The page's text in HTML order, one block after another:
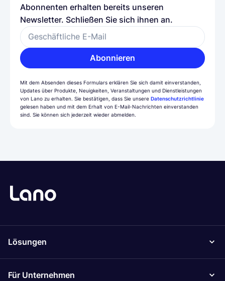
Abonnenten erhalten bereits unseren
Newsletter. Schließen Sie sich ihnen an.
Geschäftliche E-Mail
Abonnieren
Mit dem Absenden dieses Formulars erklären Sie sich damit einverstanden,
Updates über Produkte, Neuigkeiten, Veranstaltungen und Dienstleistungen
von Lano zu erhalten. Sie bestätigen, dass Sie unsere Datenschutzrichtlinie
gelesen haben und mit dem Erhalt von E-Mail-Nachrichten einverstanden
sind. Sie können sich jederzeit wieder abmelden.
Lösungen
Für Unternehmen